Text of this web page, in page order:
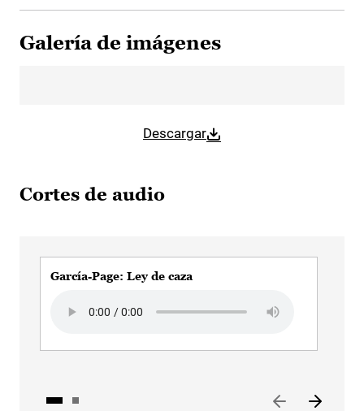
Galería de imágenes
Descargar
Cortes de audio
García-Page: Ley de caza